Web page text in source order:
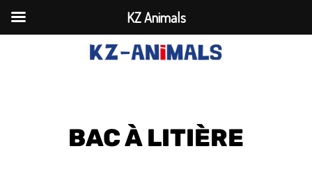
BAC À LITIÈRE
KZ Animals